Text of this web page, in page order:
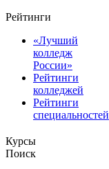
Рейтинги
«Лучший
колледж
России»
Рейтинги
колледжей
Рейтинги
специальностей
Курсы
Поиск